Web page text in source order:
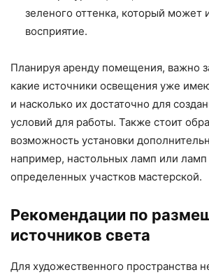
зеленого оттенка, который может
восприятие.
Планируя аренду помещения, важно
какие источники освещения уже
и насколько их достаточно для
условий для работы. Также стоит
возможность установки
например, настольных ламп или ламп
определенных участков мастерской.
Рекомендации по
источников света
Для художественного пространства